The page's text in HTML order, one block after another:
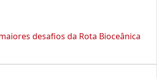
desafios da Rota Bioceânica